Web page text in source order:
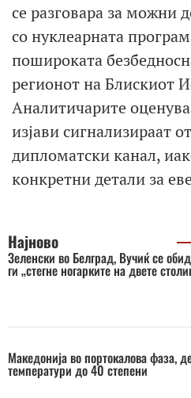
се разговара за можни
со нуклеарната
пошироката
регионот на Блискиот
Аналитичарите
изјави сигнализираат
дипломатски канал,
конкретни детали за
Најново
Зеленски во Белград, Вучиќ се
ги „стегне ногарките на двете
Македонија во портокалова фаза,
температури до 40 степени